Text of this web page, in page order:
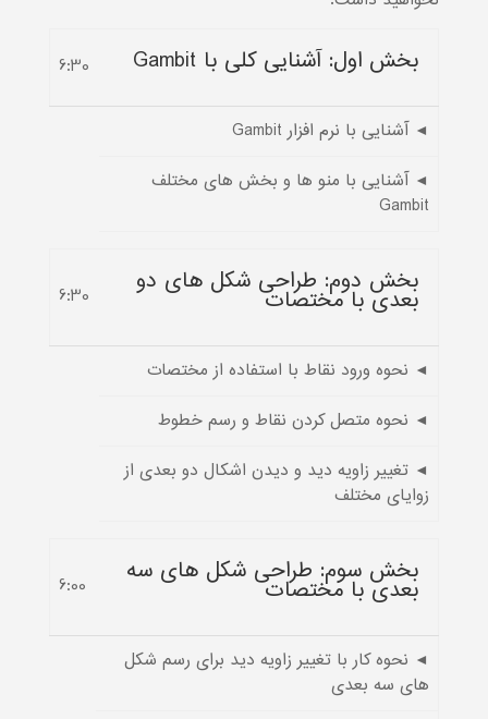
بخش اول: آشنایی کلی با Gambit 6:30
◄ آشنایی با نرم افزار Gambit
◄ آشنایی با منو ها و بخش های مختلف
Gambit
بخش دوم: طراحی شکل های دو
بعدی با مختصات 6:30
◄ نحوه ورود نقاط با استفاده از مختصات
◄ نحوه متصل کردن نقاط و رسم خطوط
◄ تغییر زاویه دید و دیدن اشکال دو بعدی از
زوایای مختلف
بخش سوم: طراحی شکل های سه
بعدی با مختصات 6:00
◄ نحوه کار با تغییر زاویه دید برای رسم شکل
های سه بعدی